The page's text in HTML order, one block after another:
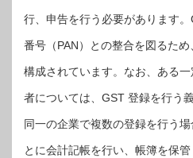
行、申告を行う必要があります
番号（PAN）との整合を図るた
構成されています。なお、ある
者については、GST 登録を行う
同一の企業で複数の登録を行う
とに会計記帳を行い、帳簿を保